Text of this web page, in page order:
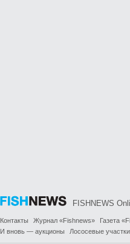
FISHNEWS
Контакты Журнал «Fishnews» Газета
И вновь — аукционы
Лососевые участки